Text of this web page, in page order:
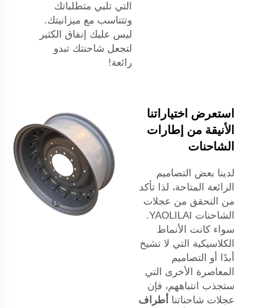
التي تلبي متطلباتك
وتتناسب مع ميزانيتك.
ليس عليك إنفاق الكثير
لتجعل شاحنتك تبدو
رائعة!
استعرض اختياراتنا
الأنيقة من إطارات
الشاحنات
لدينا بعض التصاميم
الرائعة المتاحة، لذا تأكد
من التحقق من عجلات
الشاحنات YAOLILAI.
سواء كانت الأنماط
الكلاسيكية التي لا تشيخ
أبدًا أو التصاميم
المعاصرة الأخرى التي
ستجذب انتباههم، فإن
عجلات شاحناتنا أطراف